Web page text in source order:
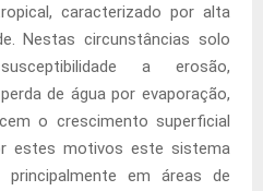
caracterizado por alta
Nestas circunstâncias solo
a erosão,
de água por evaporação,
o crescimento superficial
estes motivos este sistema
em áreas de